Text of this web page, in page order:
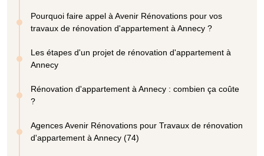
Pourquoi faire appel à Avenir Rénovations pour vos
travaux de rénovation d'appartement à Annecy ?
Les étapes d'un projet de rénovation d'appartement à
Annecy
Rénovation d'appartement à Annecy : combien ça coûte
?
Agences Avenir Rénovations pour Travaux de rénovation
d'appartement à Annecy (74)